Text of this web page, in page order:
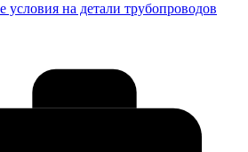
условия на детали трубопроводов